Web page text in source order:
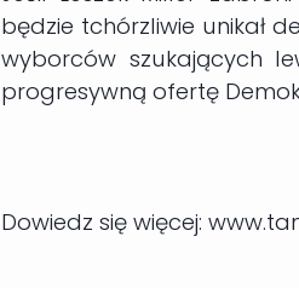
będzie tchórzliwie unikał
wyborców szukających
progresywną ofertę
Dowiedz się więcej: